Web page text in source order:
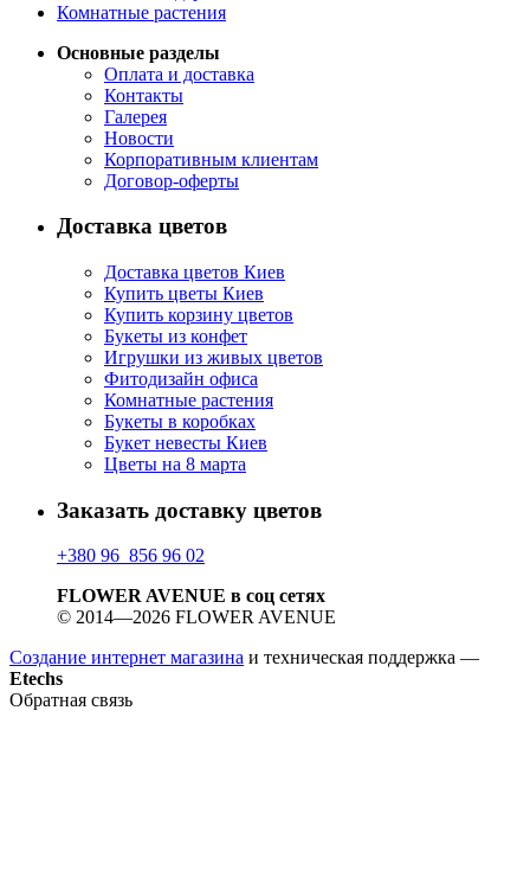
Комнатные растения
Основные разделы
Оплата и доставка
Контакты
Галерея
Новости
Корпоративным клиентам
Договор-оферты
Доставка цветов
Доставка цветов Киев
Купить цветы Киев
Купить корзину цветов
Букеты из конфет
Игрушки из живых цветов
Фитодизайн офиса
Комнатные растения
Букеты в коробках
Букет невесты Киев
Цветы на 8 марта
Заказать доставку цветов
+380 96 856 96 02
FLOWER AVENUE в соц сетях
© 2014—2026 FLOWER AVENUE
Создание интернет магазина и техническая поддержка —
Etechs
Обратная связь